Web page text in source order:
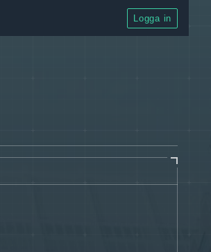
Logga in